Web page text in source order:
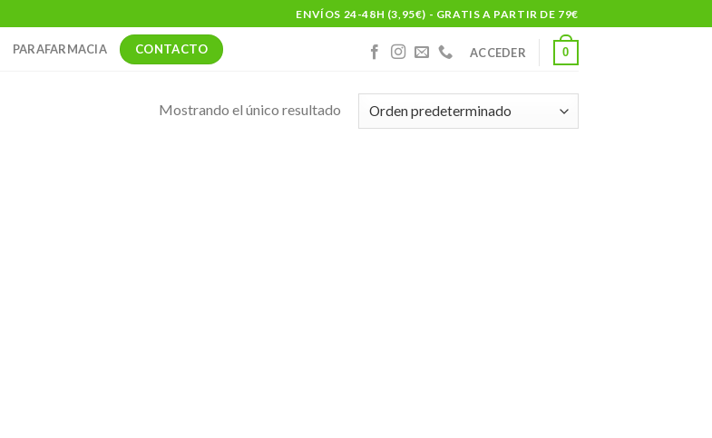
ENVÍOS 24-48H (3,95€) - GRATIS A PARTIR DE 79€
PARAFARMACIA CONTACTO ACCEDER 0
Mostrando el único resultado